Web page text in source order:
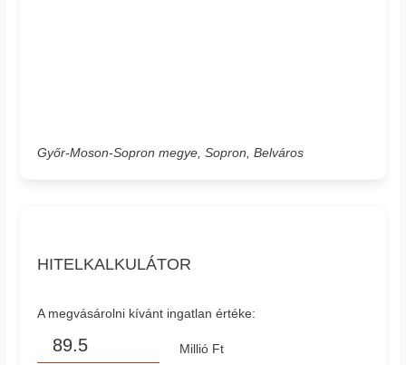
Győr-Moson-Sopron megye, Sopron, Belváros
HITELKALKULÁTOR
A megvásárolni kívánt ingatlan értéke:
Millió Ft